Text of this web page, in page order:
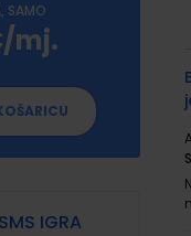
SAMO
mj.
IGRA